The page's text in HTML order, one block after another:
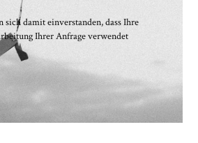
sich damit einverstanden, dass Ihre
Ihrer Anfrage verwendet